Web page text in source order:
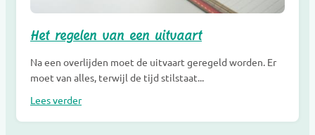
Het regelen van een uitvaart
Na een overlijden moet de uitvaart geregeld worden. Er
moet van alles, terwijl de tijd stilstaat...
Lees verder